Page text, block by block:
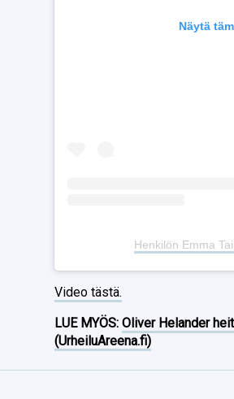
Näytä
Henkilön Emma
Video tästä.
LUE MYÖS:Oliver Helander
(UrheiluAreena.fi)